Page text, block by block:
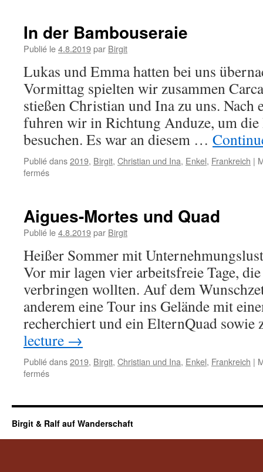
Geschichte
In der Bambouseraie
Publié le4.8.2019par Birgit
Lukas und Emma hatten bei uns
Vormittag spielten wir zusammen
stießen Christian und Ina zu uns. Nach
fuhren wir in Richtung Anduze, um die
besuchen. Es war an diesem …
Publié dans2019, Birgit, Christian und Ina, Enkel, Frankreich |
ferméssur
Aigues-Mortes und Quad
Publié le4.8.2019par Birgit
Heißer Sommer mit
Vor mir lagen vier arbeitsfreie Tage,
verbringen wollten. Auf dem
anderem eine Tour ins Gelände mit
recherchiert und ein ElternQuad
lecture →
Publié dans2019, Birgit, Christian und Ina, Enkel, Frankreich |
ferméssur
und
Quad
Birgit & Ralf auf Wanderschaft